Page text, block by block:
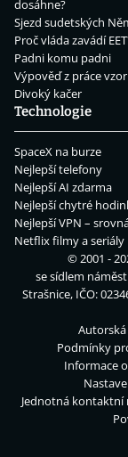
dosáhne?
Sjezd sudetských
Proč vláda zavádí
Padni komu padni
Výpověď z práce vzor
Divoký kačer
Technologie
SpaceX na burze
Nejlepší telefony
Nejlepší AI zdarma
Nejlepší chytré
Nejlepší VPN –
Netflix filmy a seriály
© 2001 -
se sídlem
Strašnice, IČO:
Podmínky
Informace
Jednotná kontaktní